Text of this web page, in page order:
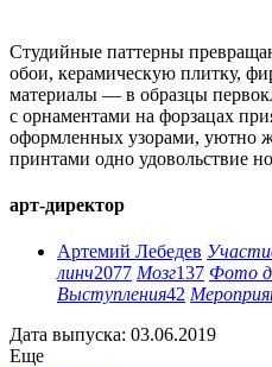
Студийные паттерны
обои, керамическую плитку,
материалы — в образцы
с орнаментами на форзацах
оформленных узорами, уютно
принтами одно удовольствие
арт-директор
Артемий Лебедев
линч2077 Мозг137 Фото
Выступления42
Дата выпуска: 03.06.2019
Еще